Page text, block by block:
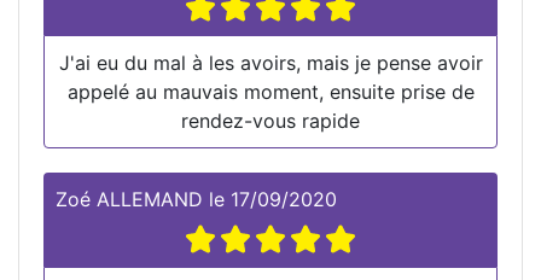
J'ai eu du mal à les avoirs, mais je pense avoir
appelé au mauvais moment, ensuite prise de
rendez-vous rapide
Zoé ALLEMAND le 17/09/2020